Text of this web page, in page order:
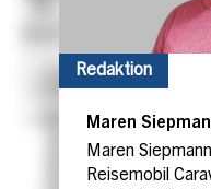
Redaktion
Maren
Maren
Reisemobil